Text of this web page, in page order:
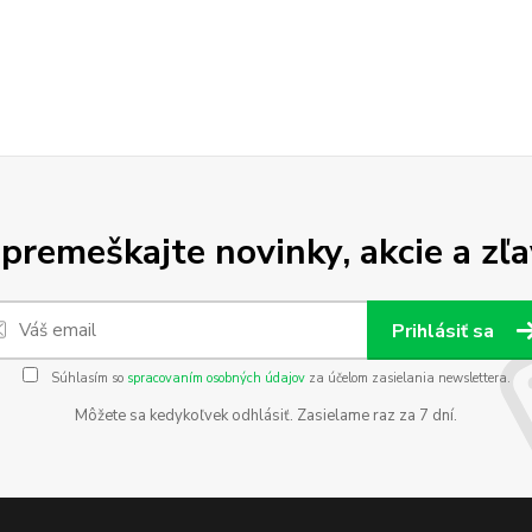
novinky, akcie a
Prihlásiť sa
Súhlasím so spracovaním osobných údajovza účelom zasielania newslettera.
Môžete sa kedykoľvek odhlásiť. Zasielame raz za 7 dní.